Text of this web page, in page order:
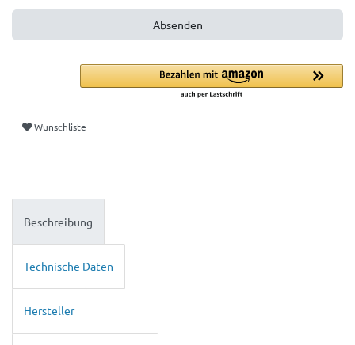
Absenden
Wunschliste
Beschreibung
Technische Daten
Hersteller